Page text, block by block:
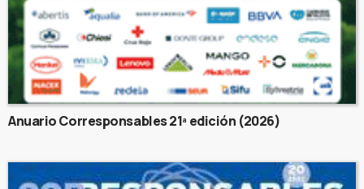
Anuario Corresponsables 21ª edición (2026)